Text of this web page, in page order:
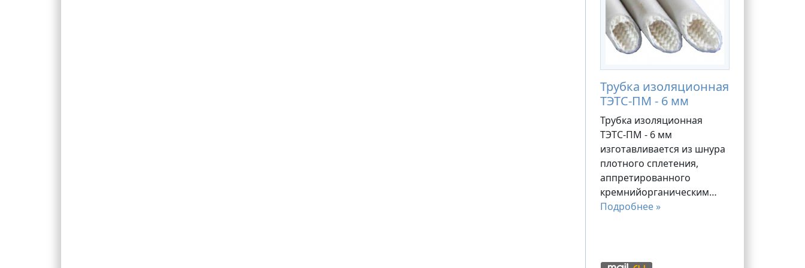
Трубка изоляционная
ТЭТС-ПМ - 6 мм
Трубка изоляционная
ТЭТС-ПМ - 6 мм
изготавливается из шнура
плотного сплетения,
аппретированного
кремнийорганическим…
Подробнее »